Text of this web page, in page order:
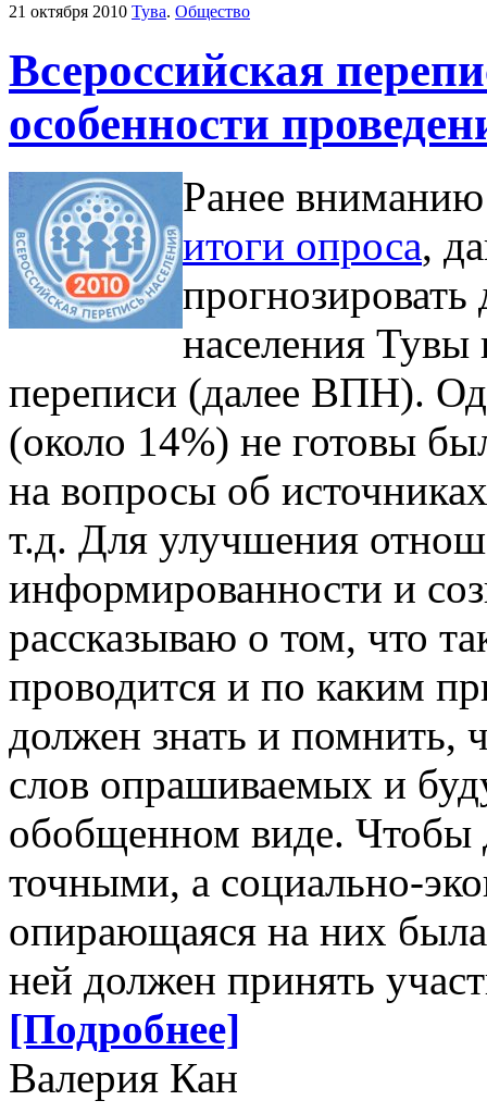
21 октября 2010 Тува. Общество
Всероссийская
особенности
Ранее
итоги опроса,
прогнозировать
населения
переписи (далее ВПН).
(около 14%) не готовы
на вопросы об
т.д. Для улучшения
информированности и
рассказываю о том, что
проводится и по каким
должен знать и помнить,
слов опрашиваемых и
обобщенном виде. Чтобы
точными, а социально-
опирающаяся на них
ней должен принять
[Подробнее]
Валерия Кан